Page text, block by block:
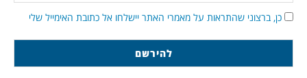
כן, ברצוני שהתראות על מאמרי האתר יישלחו אל כתובת האימייל שלי